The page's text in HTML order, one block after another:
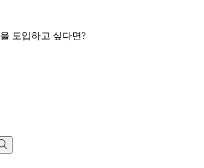
을 도입하고 싶다면?